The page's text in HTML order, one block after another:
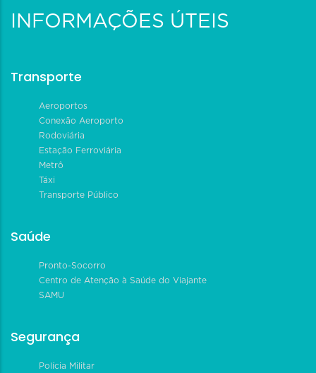
INFORMAÇÕES ÚTEIS
Transporte
Aeroportos
Conexão Aeroporto
Rodoviária
Estação Ferroviária
Metrô
Táxi
Transporte Público
Saúde
Pronto-Socorro
Centro de Atenção à Saúde do Viajante
SAMU
Segurança
Polícia Militar